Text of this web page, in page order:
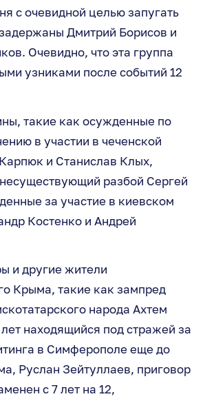
с очевидной целью запугать
Дмитрий Борисов и
Очевидно, что эта группа
узниками после событий 12
такие как осужденные по
в участии в чеченской
и Станислав Клых,
разбой Сергей
за участие в киевском
Костенко и Андрей
и другие жители
Крыма, такие как зампред
народа Ахтем
находящийся под стражей за
в Симферополе еще до
Руслан Зейтуллаев, приговор
с 7 лет на 12,